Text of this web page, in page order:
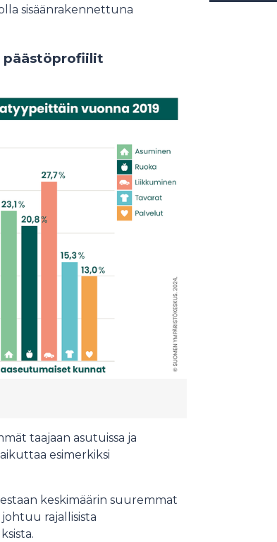
sisäänrakennettuna
päästöprofiilit
taajaan asutuissa ja
esimerkiksi
keskimäärin suuremmat
johtuu rajallisista